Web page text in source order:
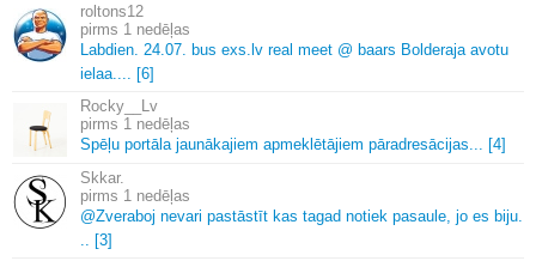
roltons12
1 nedēļas
Labdien. 24. 07. bus exs. lv real meet @ baars Bolderaja avotu
ielaa.
[6]
Rocky__Lv
1 nedēļas
Spēļu portāla jaunākajiem apmeklētājiem pāradresācijas.
[4]
Skkar.
1 nedēļas
@Zveraboj nevari pastāstīt kas tagad notiek pasaule, jo es biju.
[3]